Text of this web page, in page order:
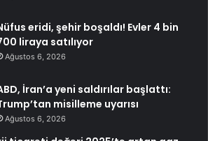
eridi, şehir boşaldı! Evler 4 bin
liraya satılıyor
Ağustos 6, 2026
İran’a yeni saldırılar başlattı:
misilleme uyarısı
Ağustos 6, 2026